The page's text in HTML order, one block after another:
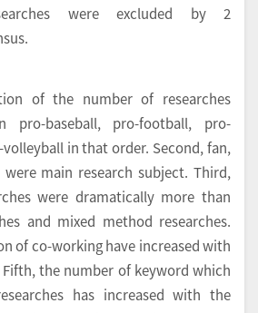
were excluded by 2
of the number of researches
pro-baseball, pro-football, pro-
in that order. Second, fan,
main research subject. Third,
were dramatically more than
and mixed method researches.
of co-working have increased with
the number of keyword which
has increased with the